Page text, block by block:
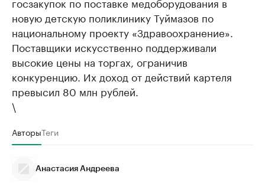
новую детскую поликлинику Туймазов по
национальному проекту «Здравоохранение».
Поставщики искусственно поддерживали
высокие цены на торгах, ограничив
конкуренцию. Их доход от действий картеля
превысил 80 млн рублей.
\
АвторыТеги
Анастасия Андреева